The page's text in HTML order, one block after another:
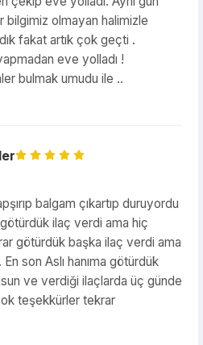
bilgimiz olmayan halimizle
fakat artık çok geçti .
eve yolladı !
bulmak umudu ile ..
balgam çıkartıp duruyordu
ilaç verdi ama hiç
götürdük başka ilaç verdi ama
son Aslı hanıma götürdük
ve verdiği ilaçlarda üç günde
teşekkürler tekrar